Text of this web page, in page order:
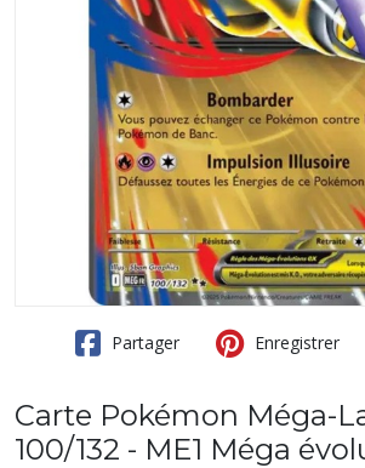
Partager Enregistrer
Carte Pokémon Méga-
100/132 - ME1 Méga